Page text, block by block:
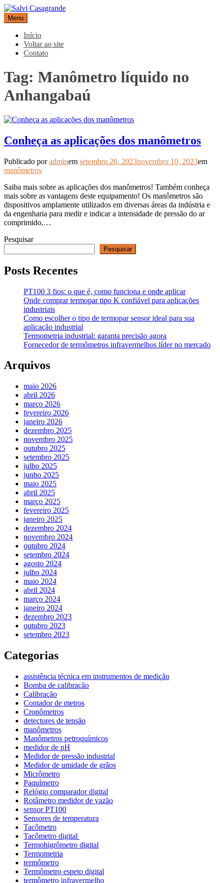
Pular
para
o
conteúdo
Salvi Casagrande
Especialistas em equipamentos de medição e automação
Menu
Início
Voltar ao site
Contato
Tag: Manômetro líquido no
Anhangabaú
Conheça as aplicações dos manômetros
Publicado poradminem setembro 26, 2023novembro 10, 2023em
manômetros
Saiba mais sobre as aplicações dos manômetros! Também conheça
mais sobre as vantagens deste equipamento! Os manômetros são
dispositivos amplamente utilizados em diversas áreas da indústria e
da engenharia para medir e indicar a intensidade de pressão do ar
comprimido,…
Pesquisar
Pesquisar
Posts Recentes
PT100 3 fios: o que é, como funciona e onde aplicar
Onde comprar termopar tipo K confiável para aplicações
industriais
Como escolher o tipo de termopar sensor ideal para sua
aplicação industrial
Termometria industrial: garanta precisão agora
Fornecedor de termômetros infravermelhos líder no mercado
Arquivos
maio 2026
abril 2026
março 2026
fevereiro 2026
janeiro 2026
dezembro 2025
novembro 2025
outubro 2025
setembro 2025
julho 2025
junho 2025
maio 2025
abril 2025
março 2025
fevereiro 2025
janeiro 2025
dezembro 2024
novembro 2024
outubro 2024
setembro 2024
agosto 2024
julho 2024
maio 2024
abril 2024
março 2024
janeiro 2024
dezembro 2023
outubro 2023
setembro 2023
Categorias
assistência técnica em instrumentos de medição
Bomba de calibração
Calibração
Contador de metros
Cronômetros
detectores de tensão
manômetros
Manômetros petroquímicos
medidor de pH
Medidor de pressão industrial
Medidor de umidade de grãos
Micrômetro
Paquímetro
Relógio comparador digital
Rotâmetro medidor de vazão
sensor PT100
Sensores de temperatura
Tacômetro
Tacômetro digital
Termohigrômetro digital
Termometria
termômetro
Termômetro espeto digital
termômetro infravermelho